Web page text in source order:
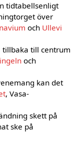
tidtabellsenligt
över
och Ullevi
tillbaka till centrum
och
kan det
, Vasa-
skett på
ske på